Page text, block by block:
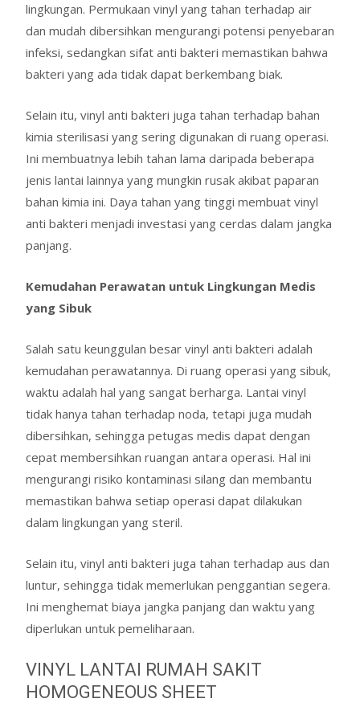
lingkungan. Permukaan vinyl yang tahan terhadap air
dan mudah dibersihkan mengurangi potensi penyebaran
infeksi, sedangkan sifat anti bakteri memastikan bahwa
bakteri yang ada tidak dapat berkembang biak.
Selain itu, vinyl anti bakteri juga tahan terhadap bahan
kimia sterilisasi yang sering digunakan di ruang operasi.
Ini membuatnya lebih tahan lama daripada beberapa
jenis lantai lainnya yang mungkin rusak akibat paparan
bahan kimia ini. Daya tahan yang tinggi membuat vinyl
anti bakteri menjadi investasi yang cerdas dalam jangka
panjang.
Kemudahan Perawatan untuk Lingkungan Medis
yang Sibuk
Salah satu keunggulan besar vinyl anti bakteri adalah
kemudahan perawatannya. Di ruang operasi yang sibuk,
waktu adalah hal yang sangat berharga. Lantai vinyl
tidak hanya tahan terhadap noda, tetapi juga mudah
dibersihkan, sehingga petugas medis dapat dengan
cepat membersihkan ruangan antara operasi. Hal ini
mengurangi risiko kontaminasi silang dan membantu
memastikan bahwa setiap operasi dapat dilakukan
dalam lingkungan yang steril.
Selain itu, vinyl anti bakteri juga tahan terhadap aus dan
luntur, sehingga tidak memerlukan penggantian segera.
Ini menghemat biaya jangka panjang dan waktu yang
diperlukan untuk pemeliharaan.
VINYL LANTAI RUMAH SAKIT
HOMOGENEOUS SHEET